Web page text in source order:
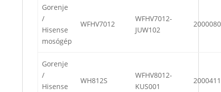
Gorenje
/
Hisense
mosógép
WFHV7012
WFHV7012-
JUW102
Gorenje
/
Hisense
WH812S
WFHV8012-
KUS001